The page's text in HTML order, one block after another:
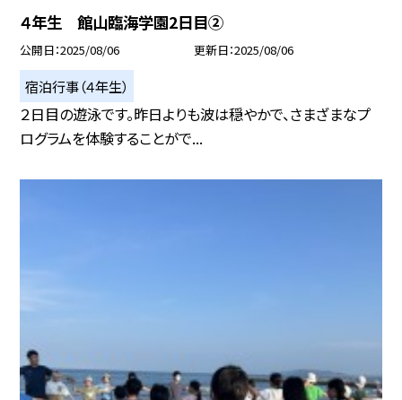
４年生 館山臨海学園2日目②
公開日 2025/08/06 更新日 2025/08/06
宿泊行事（４年生）
２日目の遊泳です。昨日よりも波は穏やかで、さまざまなプ
ログラムを体験することがで...